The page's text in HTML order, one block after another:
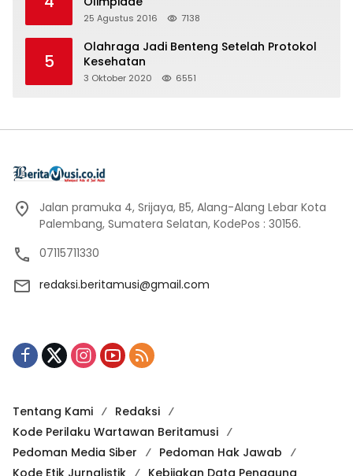
25 Agustus 2016 7138
5
Olahraga Jadi Benteng Setelah Protokol
Kesehatan
3 Oktober 2020 6551
Jalan pramuka 4, Srijaya, B5, Alang-Alang Lebar Kota
Palembang, Sumatera Selatan, KodePos : 30156.
07115711330
redaksi.beritamusi@gmail.com
Tentang Kami
Redaksi
Kode Perilaku Wartawan Beritamusi
Pedoman Media Siber
Pedoman Hak Jawab
Kode Etik Jurnalistik
Kebijakan Data Pengguna